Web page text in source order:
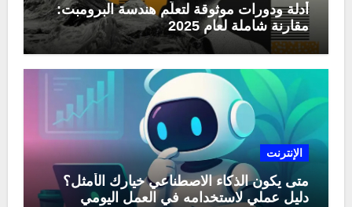
أدلة ودورات موثوقة لتعلّم هندسة البرومبت:
مقارنة شاملة لعام 2025
الإنترنت
متى يكون الذكاء الاصطناعي خيارك الأمثل؟
دليل عملي لاستخدامه في العمل اليومي